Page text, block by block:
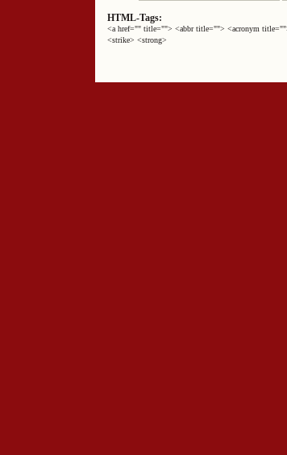
HTML-Tags:
<a href="" title=""> <abbr title=""> <acronym
<strike> <strong>